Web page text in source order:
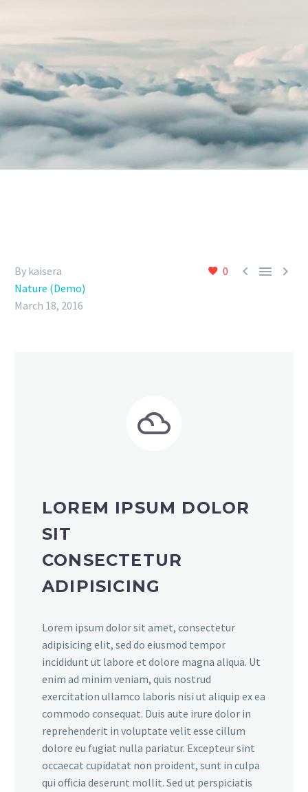
0   
By kaisera
Nature (Demo)
March 18, 2016


LOREM IPSUM DOLOR
SIT
CONSECTETUR
ADIPISICING
Lorem ipsum dolor sit amet, consectetur
adipisicing elit, sed do eiusmod tempor
incididunt ut labore et dolore magna aliqua. Ut
enim ad minim veniam, quis nostrud
exercitation ullamco laboris nisi ut aliquip ex ea
commodo consequat. Duis aute irure dolor in
reprehenderit in voluptate velit esse cillum
dolore eu fugiat nulla pariatur. Excepteur sint
occaecat cupidatat non proident, sunt in culpa
qui officia deserunt mollit. Sed ut perspiciatis